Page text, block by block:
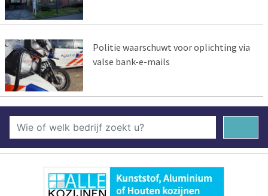
Politie waarschuwt voor oplichting via
valse bank-e-mails